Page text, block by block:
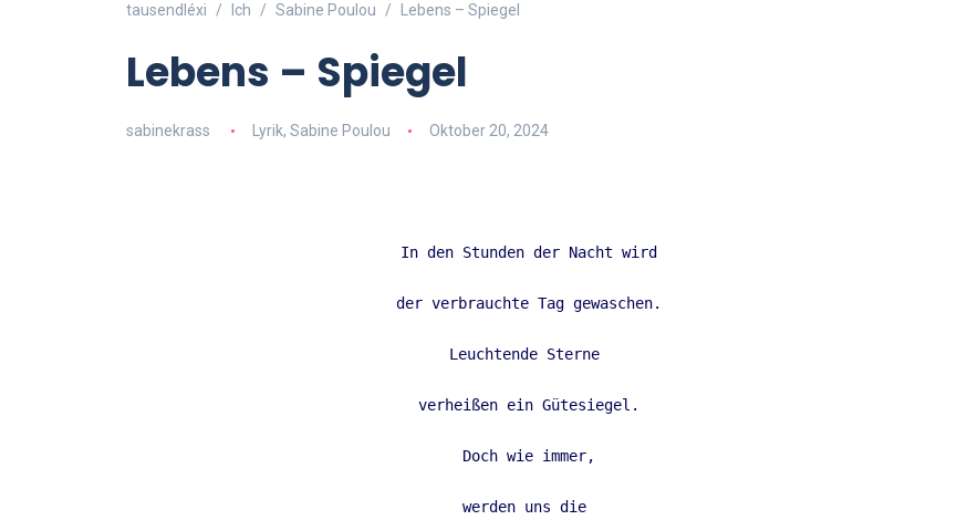
tausendléxi Ich Sabine Poulou Lebens – Spiegel
Lebens – Spiegel
sabinekrass Lyrik, Sabine Poulou Oktober 20, 2024
In den Stunden der Nacht wird
der verbrauchte Tag gewaschen.
Leuchtende Sterne
verheißen ein Gütesiegel.
Doch wie immer,
werden uns die